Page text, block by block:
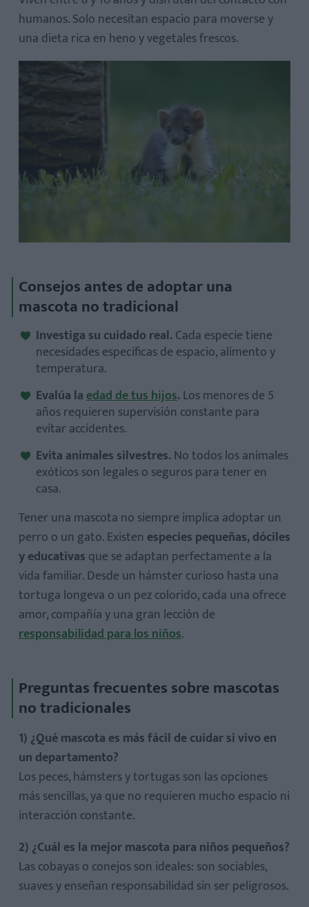
humanos. Solo necesitan espacio para moverse y
una dieta rica en heno y vegetales frescos.
Consejos antes de adoptar una
mascota no tradicional
Investiga su cuidado real.Cada especie tiene
necesidades específicas de espacio, alimento y
temperatura.
Evalúa laedad de tus hijos.Los menores de 5
años requieren supervisión constante para
evitar accidentes.
Evita animales silvestres.No todos los animales
exóticos son legales o seguros para tener en
casa.
Tener una mascota no siempre implica adoptar un
perro o un gato. Existen especies pequeñas, dóciles
y educativas que se adaptan perfectamente a la
vida familiar. Desde un hámster curioso hasta una
tortuga longeva o un pez colorido, cada una ofrece
amor, compañía y una gran lección de
responsabilidad para los niños.
Preguntas frecuentes sobre mascotas
no tradicionales
1) ¿Qué mascota es más fácil de cuidar si vivo en
un departamento?
Los peces, hámsters y tortugas son las opciones
más sencillas, ya que no requieren mucho espacio ni
interacción constante.
2) ¿Cuál es la mejor mascota para niños pequeños?
Las cobayas o conejos son ideales: son sociables,
suaves y enseñan responsabilidad sin ser peligrosos.